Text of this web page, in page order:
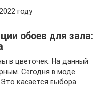
году
обоев для зала:
в цветочек. На данный
Сегодня в моде
касается выбора